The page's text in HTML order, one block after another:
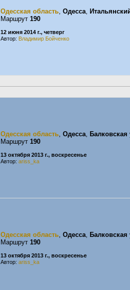
Одесская область, Одесса,
Маршрут 190
12 июня 2014 г., четверг
Автор: Владимир Бойченко
Одесская область, Одесса,
Маршрут 190
13 октября 2013 г., воскресенье
Автор: ariss_ka
Одесская область, Одесса,
Маршрут 190
13 октября 2013 г., воскресенье
Автор: ariss_ka